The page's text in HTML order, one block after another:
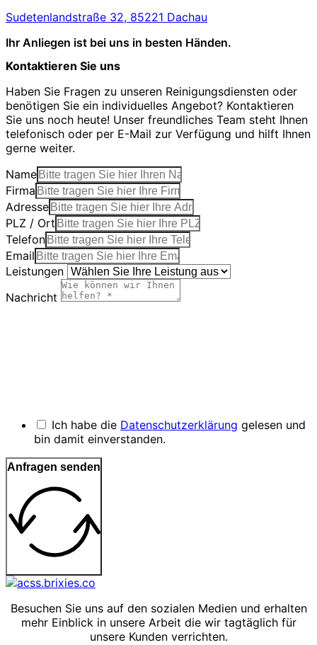
Sudetenlandstraße 32, 85221 Dachau
Ihr Anliegen ist bei uns in besten Händen.
Kontaktieren Sie uns
Haben Sie Fragen zu unseren Reinigungsdiensten oder
benötigen Sie ein individuelles Angebot? Kontaktieren
Sie uns noch heute! Unser freundliches Team steht Ihnen
telefonisch oder per E-Mail zur Verfügung und hilft Ihnen
gerne weiter.
Name
Firma
Adresse
PLZ / Ort
Telefon
Email
Leistungen
Nachricht
Ich habe die Datenschutzerklärung gelesen und
bin damit einverstanden.
Anfragen senden
Besuchen Sie uns auf den sozialen Medien und erhalten
mehr Einblick in unsere Arbeit die wir tagtäglich für
unsere Kunden verrichten.